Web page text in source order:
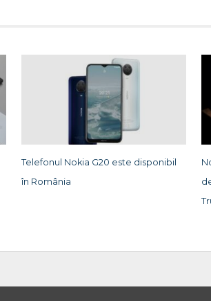
Telefonul Nokia G20 este disponibil
în România